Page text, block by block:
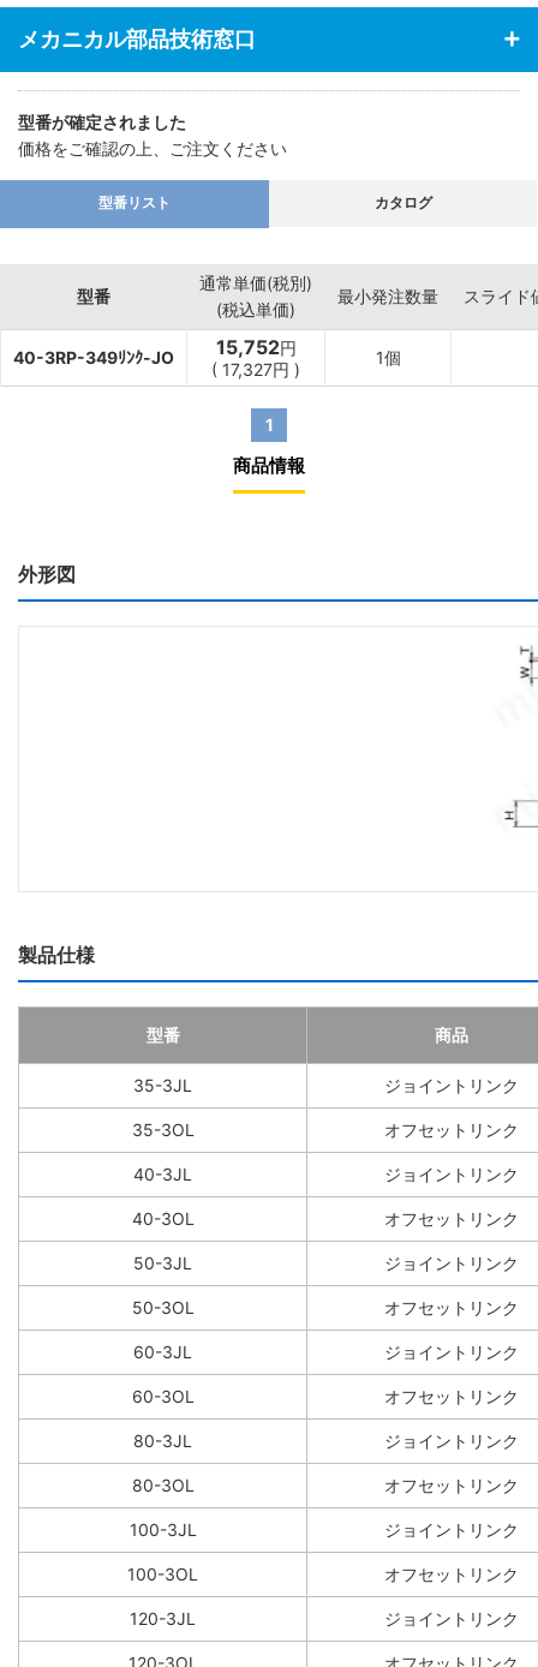
メカニカル部品技術窓口
型番が確定されました
価格をご確認の上、ご注文ください
型番リスト カタログ
型番
通常単価(税別)
(税込単価)
最小発注数量 スライド
40-3RP-349ﾘﾝｸ-JO 15,752円
( 17,327円 )
1個
1
商品情報
外形図
製品仕様
型番 商品
35-3JL ジョイントリンク
35-3OL オフセットリンク
40-3JL ジョイントリンク
40-3OL オフセットリンク
50-3JL ジョイントリンク
50-3OL オフセットリンク
60-3JL ジョイントリンク
60-3OL オフセットリンク
80-3JL ジョイントリンク
80-3OL オフセットリンク
100-3JL ジョイントリンク
100-3OL オフセットリンク
120-3JL ジョイントリンク